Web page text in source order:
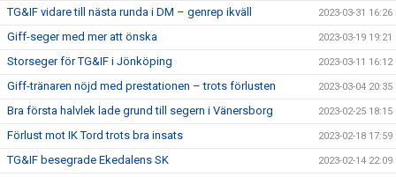
TG&IF vidare till nästa runda i DM – genrep ikväll 2023-03-31 16:26
Giff-seger med mer att önska 2023-03-19 19:21
Storseger för TG&IF i Jönköping 2023-03-11 16:12
Giff-tränaren nöjd med prestationen – trots förlusten 2023-03-04 20:35
Bra första halvlek lade grund till segern i Vänersborg 2023-02-25 18:15
Förlust mot IK Tord trots bra insats 2023-02-18 17:59
TG&IF besegrade Ekedalens SK 2023-02-14 22:09